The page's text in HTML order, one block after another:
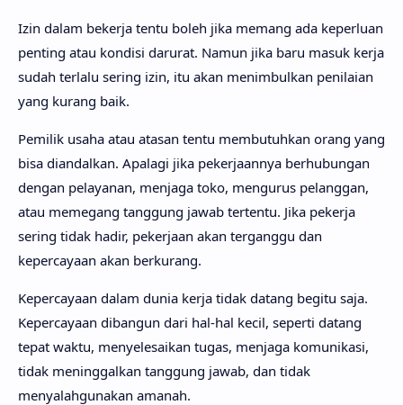
Izin dalam bekerja tentu boleh jika memang ada keperluan
penting atau kondisi darurat. Namun jika baru masuk kerja
sudah terlalu sering izin, itu akan menimbulkan penilaian
yang kurang baik.
Pemilik usaha atau atasan tentu membutuhkan orang yang
bisa diandalkan. Apalagi jika pekerjaannya berhubungan
dengan pelayanan, menjaga toko, mengurus pelanggan,
atau memegang tanggung jawab tertentu. Jika pekerja
sering tidak hadir, pekerjaan akan terganggu dan
kepercayaan akan berkurang.
Kepercayaan dalam dunia kerja tidak datang begitu saja.
Kepercayaan dibangun dari hal-hal kecil, seperti datang
tepat waktu, menyelesaikan tugas, menjaga komunikasi,
tidak meninggalkan tanggung jawab, dan tidak
menyalahgunakan amanah.